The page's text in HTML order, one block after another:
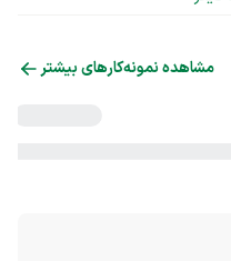
مشاهده نمونه‌کارهای بیشتر